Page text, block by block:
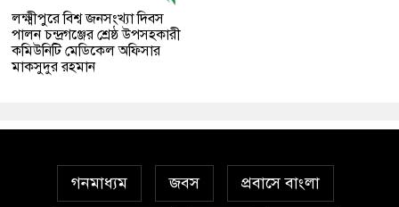
লক্ষ্মীপুরে বিশ্ব জনসংখ্যা দিবস
পালন চন্দ্রগঞ্জের শ্রেষ্ঠ উপসহকারী
কমিউনিটি মেডিকেল অফিসার
মাকসুদুর রহমান
গনমাধ্যম জবস প্রবাসে বাংলা